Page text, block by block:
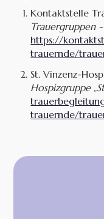
Kontaktstelle
Trauergruppen
https://
trauernde/
St. Vinzenz-
Hospizgruppe
trauernde/